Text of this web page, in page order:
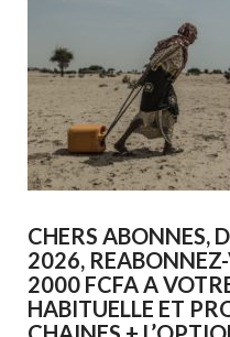
CHERS ABONNES,
2026,
2000 FCFA A
HABITUELLE ET